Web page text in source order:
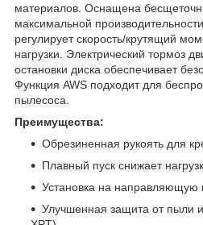
материалов. Оснащена
максимальной
регулирует скорость/крутящий
нагрузки. Электрический тормоз
остановки диска обеспечивает
Функция AWS подходит для
пылесоса.
Преимущества:
Обрезиненная рукоять для
Плавный пуск снижает
Установка на направляющую
Улучшенная защита от пыли и